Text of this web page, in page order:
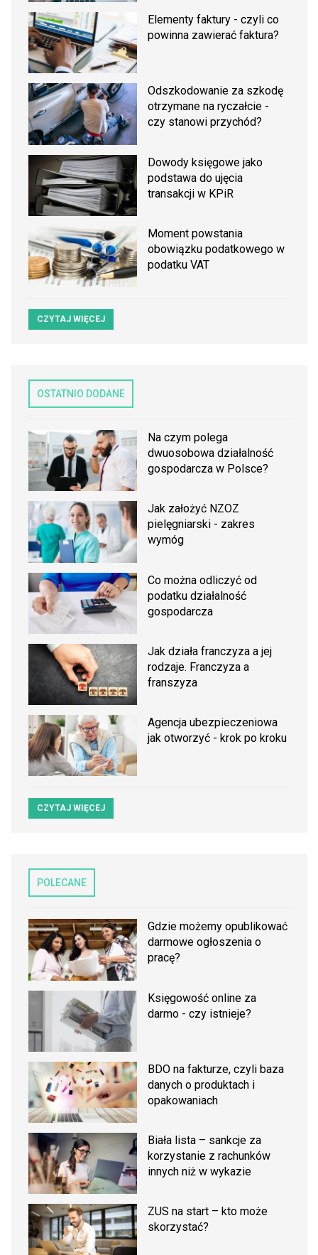
Elementy faktury - czyli co
powinna zawierać faktura?
Odszkodowanie za szkodę
otrzymane na ryczałcie -
czy stanowi przychód?
Dowody księgowe jako
podstawa do ujęcia
transakcji w KPiR
Moment powstania
obowiązku podatkowego w
podatku VAT
CZYTAJ WIĘCEJ
OSTATNIO DODANE
Na czym polega
dwuosobowa działalność
gospodarcza w Polsce?
Jak założyć NZOZ
pielęgniarski - zakres
wymóg
Co można odliczyć od
podatku działalność
gospodarcza
Jak działa franczyza a jej
rodzaje. Franczyza a
franszyza
Agencja ubezpieczeniowa
jak otworzyć - krok po kroku
CZYTAJ WIĘCEJ
POLECANE
Gdzie możemy opublikować
darmowe ogłoszenia o
pracę?
Księgowość online za
darmo - czy istnieje?
BDO na fakturze, czyli baza
danych o produktach i
opakowaniach
Biała lista – sankcje za
korzystanie z rachunków
innych niż w wykazie
ZUS na start – kto może
skorzystać?